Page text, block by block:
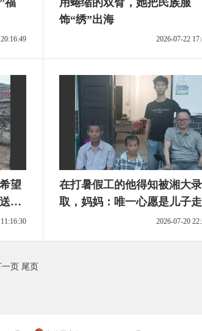
福
用蜷缩的双臂，她把民族服
饰“绣”出海
2026-07-22
望
在打暑假工的他得知被湘大录
取，妈妈：唯一心愿是儿子
2026-07-20
一页 尾页